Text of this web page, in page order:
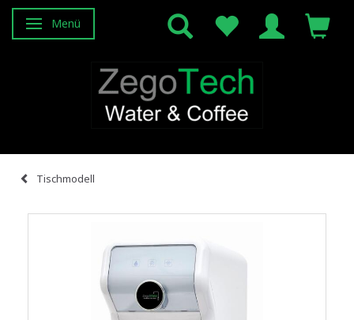
Anzeige ändern
Menü
Tischmodell